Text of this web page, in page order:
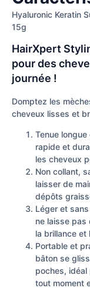
Hyaluronic Keratin
15g
HairXpert
pour des
journée !
Domptez les
cheveux lisses et
Tenue
rapide et
les cheveux
Non collant,
laisser de
dépôts
Léger et
ne laisse
la brillance et
Portable et
bâton se
poches, idéal
tout moment